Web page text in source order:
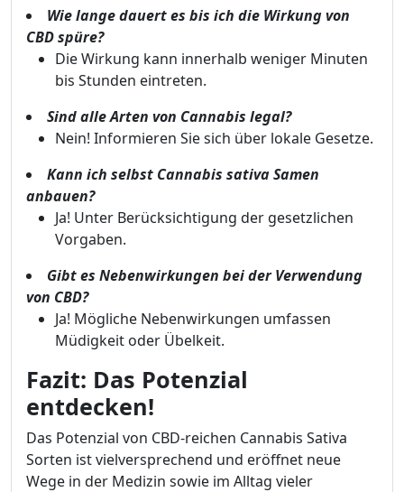
Wie lange dauert es bis ich die Wirkung von
CBD spüre?
Die Wirkung kann innerhalb weniger Minuten
bis Stunden eintreten.
Sind alle Arten von Cannabis legal?
Nein! Informieren Sie sich über lokale Gesetze.
Kann ich selbst Cannabis sativa Samen
anbauen?
Ja! Unter Berücksichtigung der gesetzlichen
Vorgaben.
Gibt es Nebenwirkungen bei der Verwendung
von CBD?
Ja! Mögliche Nebenwirkungen umfassen
Müdigkeit oder Übelkeit.
Fazit: Das Potenzial
entdecken!
Das Potenzial von CBD-reichen Cannabis Sativa
Sorten ist vielversprechend und eröffnet neue
Wege in der Medizin sowie im Alltag vieler